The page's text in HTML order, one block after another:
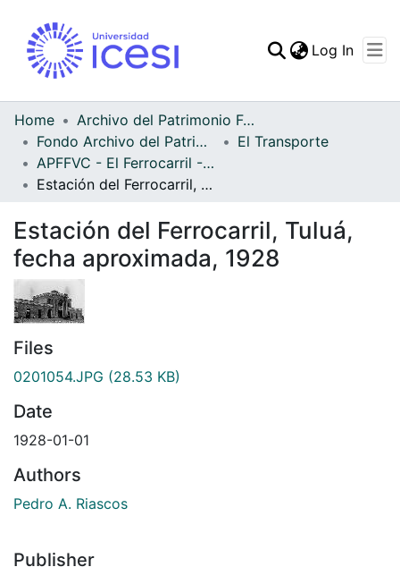
Statistics
Log In
Home
Archivo del Patrimonio Fotográfico y Fílmico del Valle del Cauca
Fondo Archivo del Patrimonio Fotográfico y Fílmico del Valle del Cauca
El Transporte
APFFVC - El Ferrocarril - Patrimonial
Estación del Ferrocarril, Tuluá, fecha aproximada, 1928
Estación del Ferrocarril, Tuluá,
fecha aproximada, 1928
Files
0201054.JPG (28.53 KB)
Date
1928-01-01
Authors
Pedro A. Riascos
Publisher